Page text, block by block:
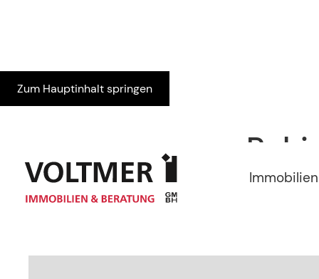
Zum Hauptinhalt springen
Immobilien